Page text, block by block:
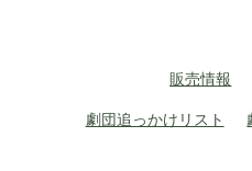
販売情報
劇団追っかけリスト